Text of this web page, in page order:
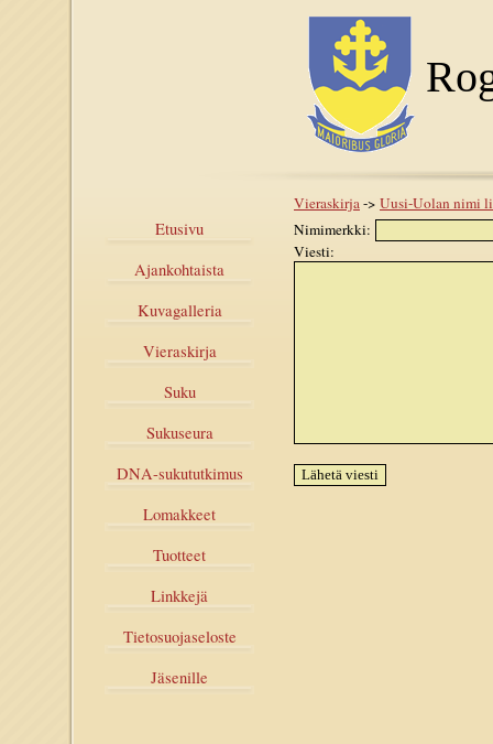
Etusivu
Ajankohtaista
Kuvagalleria
Vieraskirja
Suku
Sukuseura
DNA-sukututkimus
Lomakkeet
Tuotteet
Linkkejä
Tietosuojaseloste
Jäsenille
Vieraskirja-> Uusi-Uolan nimi
Nimimerkki:
Viesti: